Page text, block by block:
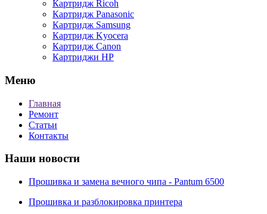
Картридж Ricoh
Картридж Panasonic
Картридж Samsung
Картридж Kyocera
Картридж Canon
Картриджи HP
Меню
Главная
Ремонт
Статьи
Контакты
Наши новости
Прошивка и замена вечного чипа - Pantum 6500
Прошивка и разблокировка принтера